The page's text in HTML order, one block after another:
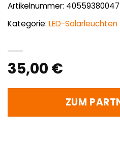
35,00 €
ZUM
Artikelnummer:
Kategorie: LED-Solarleuchten